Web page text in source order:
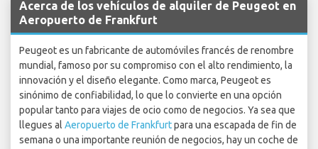
Acerca de los vehículos de alquiler de Peugeot en
Aeropuerto de Frankfurt
Peugeot es un fabricante de automóviles francés de renombre
mundial, famoso por su compromiso con el alto rendimiento, la
innovación y el diseño elegante. Como marca, Peugeot es
sinónimo de confiabilidad, lo que lo convierte en una opción
popular tanto para viajes de ocio como de negocios. Ya sea que
llegues al Aeropuerto de Frankfurtpara una escapada de fin de
semana o una importante reunión de negocios, hay un coche de